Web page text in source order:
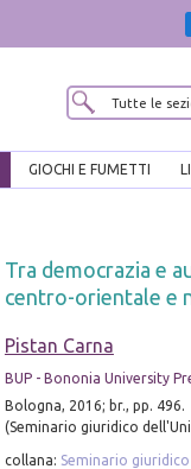
GIOCHI E FUMETTI
Tra democrazia e
centro-orientale e
Pistan Carna
BUP - Bononia University
Bologna, 2016; br., pp. 496.
(Seminario giuridico
collana: Seminario